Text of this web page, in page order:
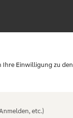
Ihre Einwilligung zu den
etc.)